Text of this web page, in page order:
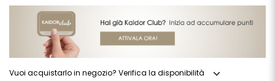
Vuoi acquistarlo in negozio? Verifica la disponibilità expand_more